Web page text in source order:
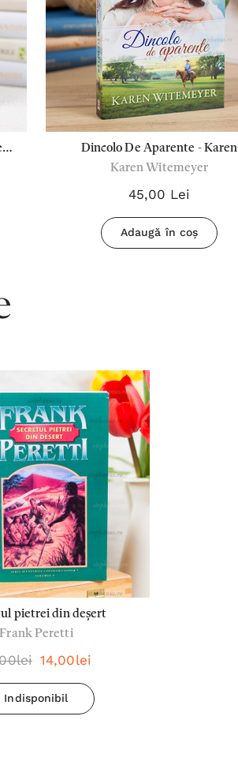
Dincolo De Aparente - Karen
Witemeyer
Karen Witemeyer
45,00 Lei
Adaugă în coș
pietrei din deșert
Frank Peretti
14,00lei
Indisponibil